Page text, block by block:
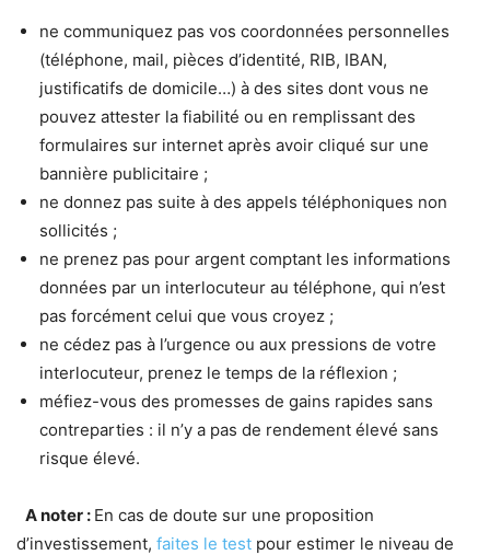
ne communiquez pas vos coordonnées personnelles
(téléphone, mail, pièces d’identité, RIB, IBAN,
justificatifs de domicile…) à des sites dont vous ne
pouvez attester la fiabilité ou en remplissant des
formulaires sur internet après avoir cliqué sur une
bannière publicitaire ;
ne donnez pas suite à des appels téléphoniques non
sollicités ;
ne prenez pas pour argent comptant les informations
données par un interlocuteur au téléphone, qui n’est
pas forcément celui que vous croyez ;
ne cédez pas à l’urgence ou aux pressions de votre
interlocuteur, prenez le temps de la réflexion ;
méfiez-vous des promesses de gains rapides sans
contreparties : il n’y a pas de rendement élevé sans
risque élevé.
A noter : En cas de doute sur une proposition
d’investissement, faites le test pour estimer le niveau de